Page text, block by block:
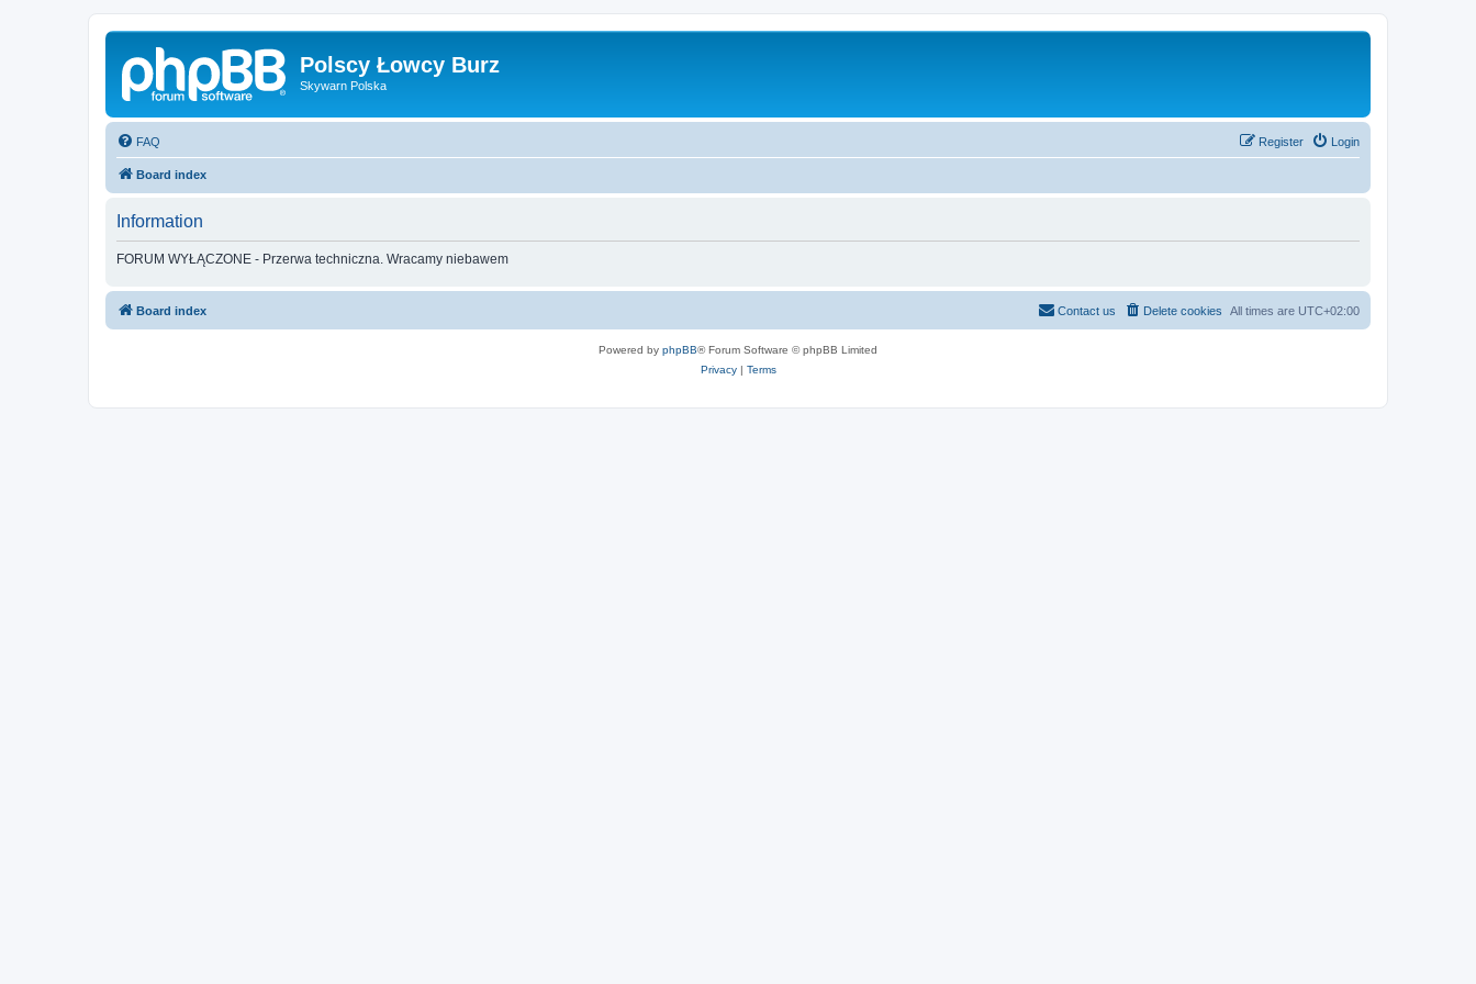
Polscy Łowcy Burz
Skywarn Polska
FAQ Login
Register
Board index
Information
FORUM WYŁĄCZONE - Przerwa techniczna. Wracamy niebawem
Board index All times are UTC+02:00
Delete cookies
Contact us
Powered by phpBB® Forum Software © phpBB Limited
Privacy| Terms